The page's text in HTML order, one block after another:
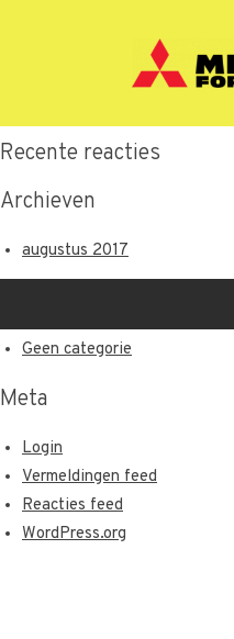
Recente berichten
Recente reacties
Archieven
augustus 2017
Geen categorie
Meta
Login
Vermeldingen feed
Reacties feed
WordPress.org